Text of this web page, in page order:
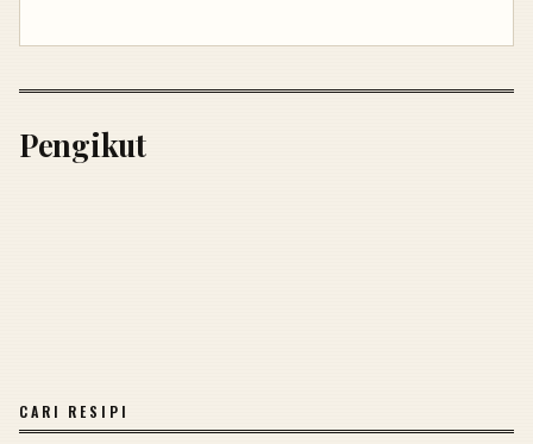
Pengikut
CARI RESIPI